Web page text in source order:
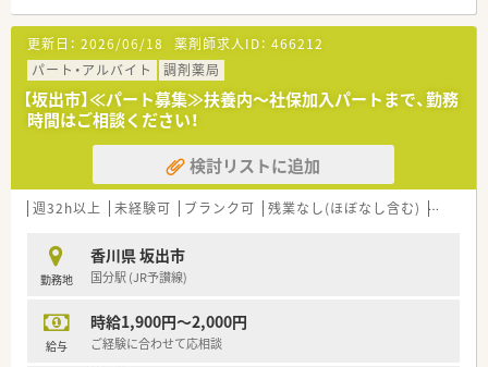
■鴨川駅から徒歩6分ほどの場所に位置し、脳神経外科を中心に
幅広い診療科の処方箋を1日約100枚応需しています。
■整形外科や皮膚科、耳鼻咽喉科、眼科など専門性の高い科目の
処方も多く、様々な症例を経験することができる店舗です。
■2022年に移転リニューアルをしたスタイリッシュな外観で、
広々とした調剤室と座り投薬のカウンターを備えています。
【法人特徴について】
■医療や福祉をはじめ、教育や飲食など多角的な4つの事業を展
開し、地域社会を総合的に支えている安定した法人です。
■地域の医療を支える身近な薬局を目指しており、地域に密着し
■健康サポート薬局の取得実績もあり、スポーツファーマシスト
等の各種資格取得にも積極的に支援を行っている会社です。
■経営陣が現場の状況を深く理解しており、社員一人ひとりの声
にしっかりと耳を傾けてくれるため、働きやすさは抜群です。
更新日： 2026/06/18 薬剤師求人ID： 466212
パート・アルバイト
調剤薬局
【坂出市】≪パート募集≫扶養内～社保加入パートまで、勤務
時間はご相談ください！
検討リストに追加
週32h以上 未経験可 ブランク可 残業なし(ほぼなし含む) 転勤な
勤務地
香川県 坂出市
国分駅 (JR予讃線)
給与
時給1,900円～2,000円
ご経験に合わせて応相談